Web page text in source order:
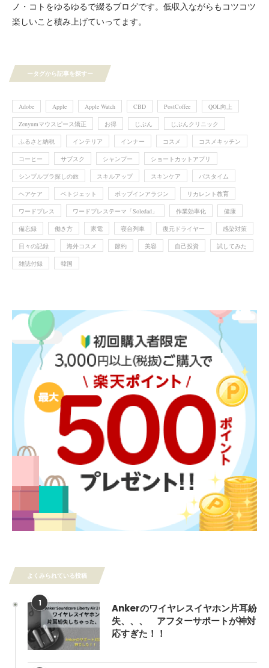
ノ・コトをゆるゆるで綴るブログです。低収入ながらもコツコツ
楽しいこと積み上げていってます。
ータグから記事を探すー
Adobe Apple Apple Watch CBD PostCoffee QOL向上
Zenyumマウスピース矯正 お得 じぶん じぶんクリニック
ふるさと納税 インテリア インナー コスメ コスメキッチン
コーヒー サブスク シャンプー ショートカットアプリ
シンプルブラ探しの旅 スキルアップ スキンケア バスタイム
ヘアケア ベトジェット ポップインアラジン リカレント教育
ワードプレス ワードプレステーマ「Soledad」 作業効率化 健康
備忘録 働き方 家電 寝台列車 復元ドライヤー 感染対策
日々の記録 海外コスメ 節約 美容 自己投資 試してみた
雑誌付録 韓国
よくみられている投稿
1
Ankerのワイヤレスイヤホン片耳紛
失、、、 アフターサポートが神対
応すぎた！！